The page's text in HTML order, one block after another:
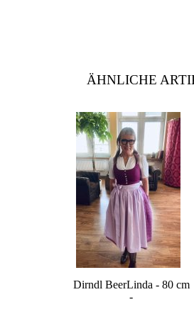
ÄHNLICHE
Dirndl BeerLinda - 80 cm
-